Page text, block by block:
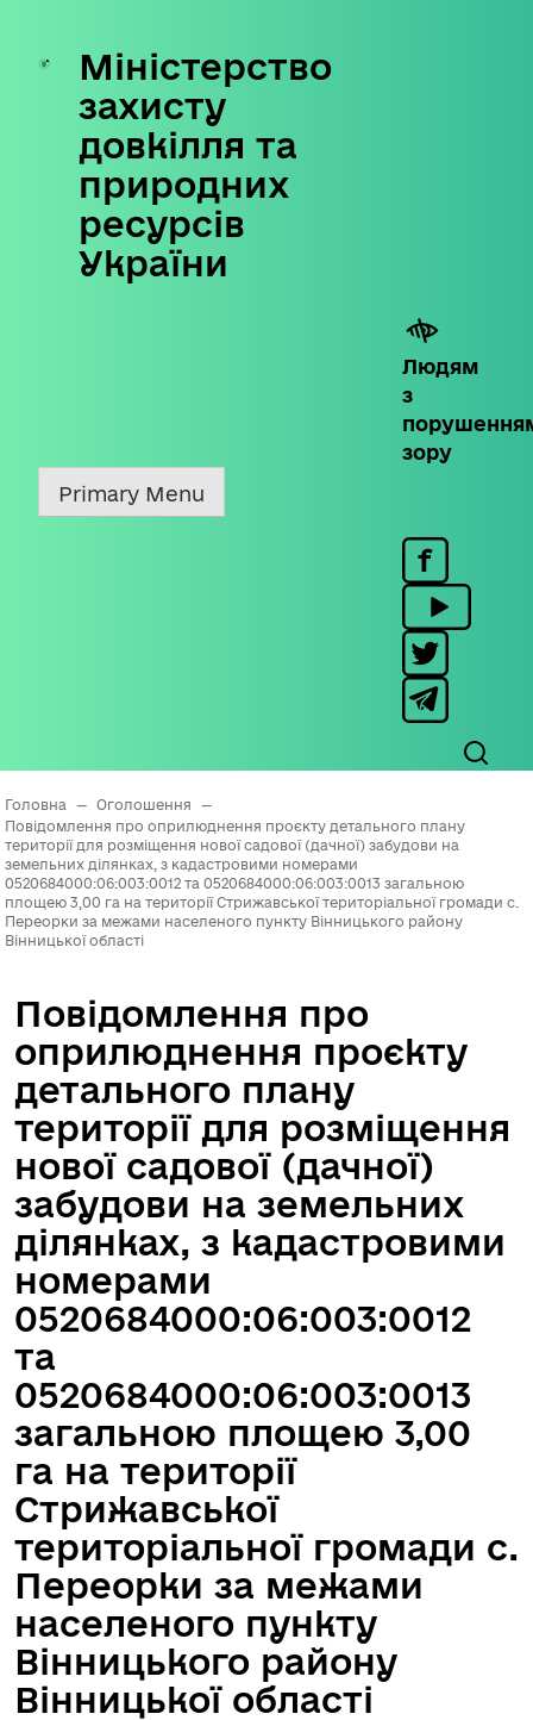
Skip
content
Міністерство
захисту
довкілля та
природних
ресурсів
України
Людям
з
зору
Primary Menu
Головна — Оголошення
—
Повідомлення про оприлюднення проєкту детального плану
території для розміщення нової садової (дачної) забудови на
земельних ділянках, з кадастровими номерами
0520684000:06:003:0012 та 0520684000:06:003:0013 загальною
площею 3,00 га на території Стрижавської територіальної громади с.
Переорки за межами населеного пункту Вінницького району
Вінницької області
Повідомлення про
оприлюднення проєкту
детального плану
території для розміщення
нової садової (дачної)
забудови на земельних
ділянках, з кадастровими
номерами
0520684000:06:003:0012
та
0520684000:06:003:0013
загальною площею 3,00
га на території
Стрижавської
територіальної громади с.
Переорки за межами
населеного пункту
Вінницького району
Вінницької області